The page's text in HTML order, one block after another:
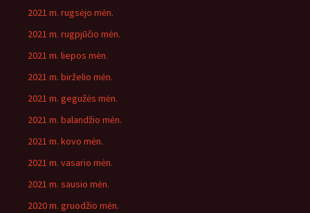
2021 m. rugsėjo mėn.
2021 m. rugpjūčio mėn.
2021 m. liepos mėn.
2021 m. birželio mėn.
2021 m. gegužės mėn.
2021 m. balandžio mėn.
2021 m. kovo mėn.
2021 m. vasario mėn.
2021 m. sausio mėn.
2020 m. gruodžio mėn.